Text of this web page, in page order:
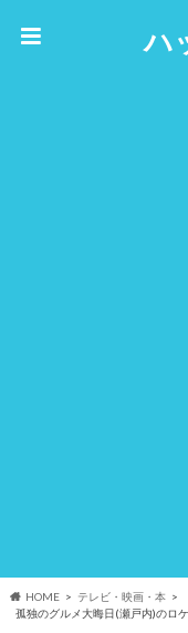
ハ
HOME
テレビ・映画・本
孤独のグルメ大晦日(瀬戸内)のロ